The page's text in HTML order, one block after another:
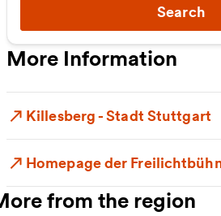
Search
More Information
Killesberg - Stadt Stuttgart
Homepage der
from the region